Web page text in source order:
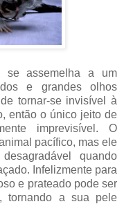
se assemelha a um
e grandes olhos
tornar-se invisível à
então o único jeito de
imprevisível. O
pacífico, mas ele
quando
Infelizmente para
e prateado pode ser
tornando a sua pele